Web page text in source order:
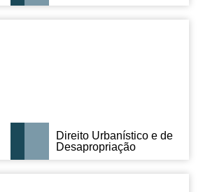
Direito Urbanístico e de
Desapropriação